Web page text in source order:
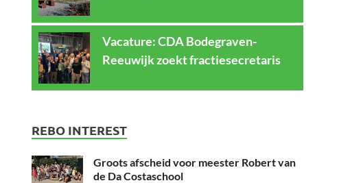
Vacature: CDA Bodegraven-
Reeuwijk zoekt fractiesecretaris
REBO INTEREST
Groots afscheid voor meester Robert van
de Da Costaschool